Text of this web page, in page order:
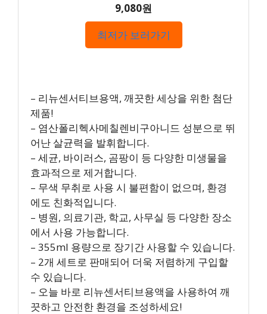
9,080원
최저가 보러가기
– 리뉴센서티브용액, 깨끗한 세상을 위한 첨단
제품!
– 염산폴리헥사메칠렌비구아니드 성분으로 뛰
어난 살균력을 발휘합니다.
– 세균, 바이러스, 곰팡이 등 다양한 미생물을
효과적으로 제거합니다.
– 무색 무취로 사용 시 불편함이 없으며, 환경
에도 친화적입니다.
– 병원, 의료기관, 학교, 사무실 등 다양한 장소
에서 사용 가능합니다.
– 355ml 용량으로 장기간 사용할 수 있습니다.
– 2개 세트로 판매되어 더욱 저렴하게 구입할
수 있습니다.
– 오늘 바로 리뉴센서티브용액을 사용하여 깨
끗하고 안전한 환경을 조성하세요!